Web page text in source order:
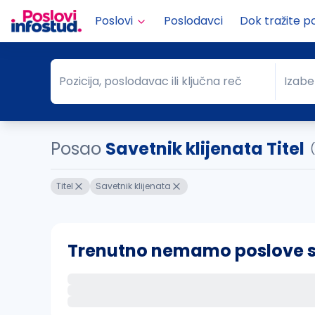
Poslovi Poslodavci Dok tražite
Pozicija, poslodavac ili ključna reč
Pozicija, poslodavac ili ključna reč Grad
Posao Savetnik klijenata Titel
Titel Savetnik klijenata
Trenutno nemamo poslove